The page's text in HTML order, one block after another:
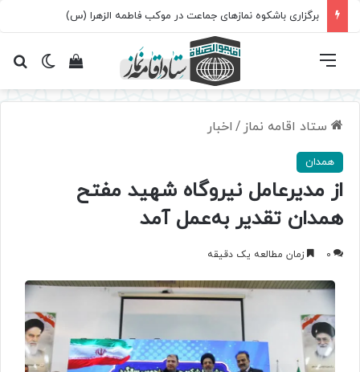
برگزاری باشکوه نمازهای جماعت در موکب فاطمه الزهرا (س)
تغییرمشاهده فهرست
ستاد اقامه نماز / اخبار
همدان
از مدیرعامل نیروگاه شهید مفتح
همدان تقدیر به‌عمل آمد
0 زمان مطالعه یک دقیقه